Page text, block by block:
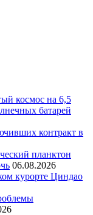
космос на 6,5
батарей
контракт в
планктон
06.08.2026
курорте Циндао